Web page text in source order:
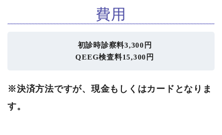
費用
初診時診察料3,300円
QEEG検査料15,300円
※決済方法ですが、現金もしくはカードとなりま
す。